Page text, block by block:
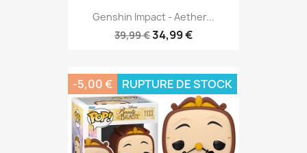
Genshin Impact - Aether...
39,99 €34,99 €
-5,00 € RUPTURE DE STOCK